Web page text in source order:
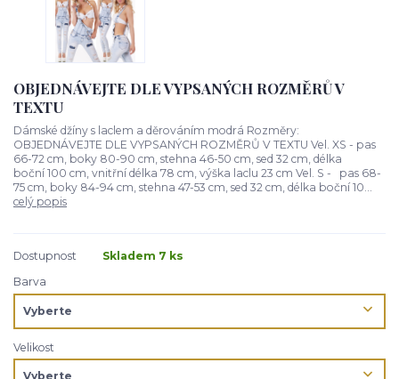
OBJEDNÁVEJTE DLE VYPSANÝCH ROZMĚRŮ V
TEXTU
Dámské džíny s laclem a děrováním modrá Rozměry:
OBJEDNÁVEJTE DLE VYPSANÝCH ROZMĚRŮ V TEXTU Vel. XS - pas
66-72 cm, boky 80-90 cm, stehna 46-50 cm, sed 32 cm, délka
boční 100 cm, vnitřní délka 78 cm, výška laclu 23 cm Vel. S - pas 68-
75 cm, boky 84-94 cm, stehna 47-53 cm, sed 32 cm, délka boční 10...
celý popis
Dostupnost
Skladem 7 ks
Barva
Velikost